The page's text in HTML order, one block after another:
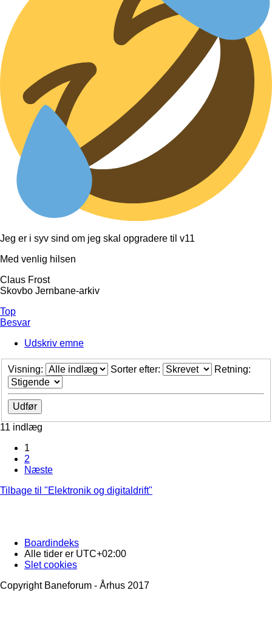
Jeg er i syv sind om jeg skal opgradere til v11
Med venlig hilsen
Claus Frost
Skovbo Jernbane-arkiv
Top
Besvar
Udskriv emne
Visning: Sorter efter: Retning:
11 indlæg
1
2
Næste
Tilbage til "Elektronik og digitaldrift"
Boardindeks
Alle tider er UTC+02:00
Slet cookies
Copyright Baneforum - Århus 2017